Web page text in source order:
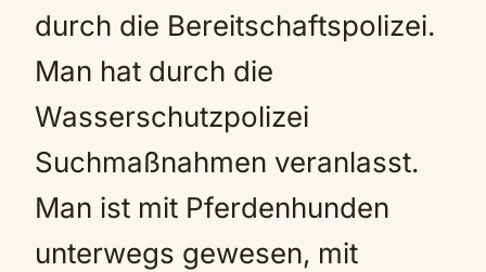
durch die Bereitschaftspolizei.
Man hat durch die
Wasserschutzpolizei
Suchmaßnahmen veranlasst.
Man ist mit Pferdenhunden
unterwegs gewesen, mit